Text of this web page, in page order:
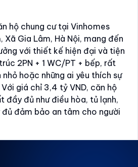
hộ chung cư tại Vinhomes
Xã Gia Lâm, Hà Nội, mang đến
với thiết kế hiện đại và tiện
2PN + 1 WC/PT + bếp, rất
hoặc những ai yêu thích sự
giá chỉ 3,4 tỷ VND, căn hộ
đầy đủ như điều hòa, tủ lạnh,
đủ đảm bảo an tâm cho người